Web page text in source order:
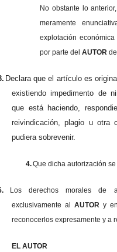
No obstante lo
meramente
explotación
por parte del AUTOR
Declara que el artículo es
existiendo impedimento de
que está haciendo,
reivindicación, plagio u otra
pudiera sobrevenir.
4.Que dicha autorización
Los derechos morales de
exclusivamente al AUTOR y
reconocerlos expresamente y a
EL AUTOR